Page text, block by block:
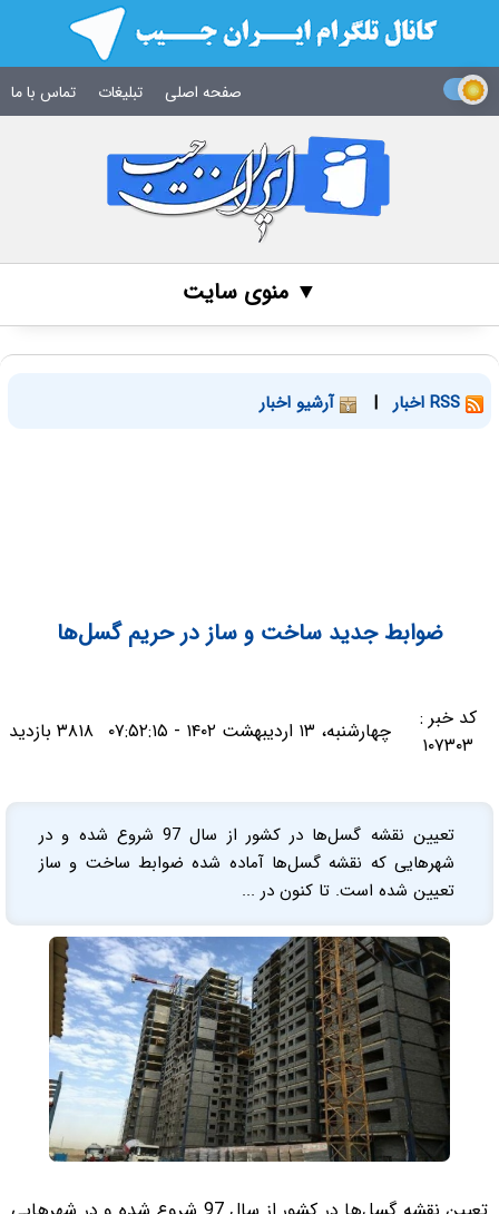
صفحه اصلی تبلیغات تماس با ما
▼ منوی سایت
| آرشیو اخبار
ضوابط جدید ساخت و ساز در حریم گسل‎‌ها
کد خبر :
۱۰۷۳۰۳
چهارشنبه، ۱۳ اردیبهشت ۱۴۰۲ - ۰۷:۵۲:۱۵ ۳۸۱۸ بازدید
تعیین نقشه گسل‌ها در کشور از سال 97 شروع شده و در
شهرهایی که نقشه گسل‌ها آماده شده ضوابط ساخت و ساز
تعیین شده است. تا کنون در ...